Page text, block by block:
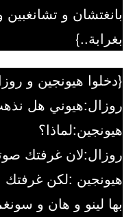
بانغتشان و تشانغبين
بغرابة..}
{دخلوا هيونجين و
روزال:هيوني هل
هيونجين:لماذا؟
روزال:لان غرفتك
هيونجين :لكن غرفتك
بها لينو و هان و